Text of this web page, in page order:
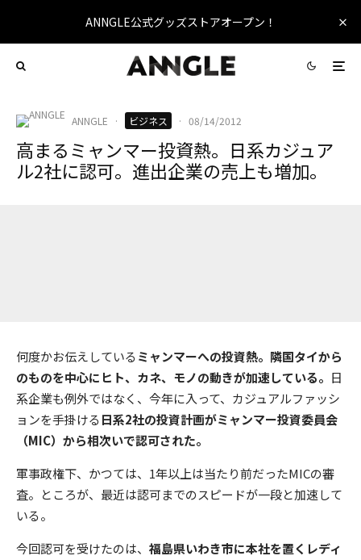
ANNGLE公式グッズストアオープン！
ANNGLE · ビジネス · 08/14/2012
高まるミャンマー投資熱。日系カジュア
ル2社に認可。進出企業の売上も増加。
何度かお伝えしているミャンマーへの投資熱。隣国タイから
のものを中心にヒト、カネ、モノの動きが加速している。 日
系企業も例外ではなく、今年に入って、カジュアルファッシ
ョンを手掛ける日系2社の投資計画がミャンマー投資委員会
（MIC）から相次いで認可された。
軍事政権下、かつては、1年以上は当たり前だったMICの審
査。ところが、最近は認可までのスピードが一段と加速して
いる。
今回認可を受けたのは、 福島県いわき市に本社を置くレディ